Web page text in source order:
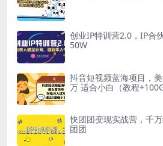
创业IP特训营2.0，IP合
50W
抖音短视频蓝海项目，
万 适合小白（教程+100G
快团团变现实战营，千
团团